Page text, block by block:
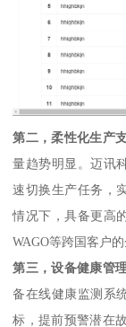
第二，柔性化生产支
量趋势明显。迈讯
速切换生产任务，
情况下，具备更高
WAGO等跨国客户的
第三，设备健康管
备在线健康监测系
标，提前预警潜在